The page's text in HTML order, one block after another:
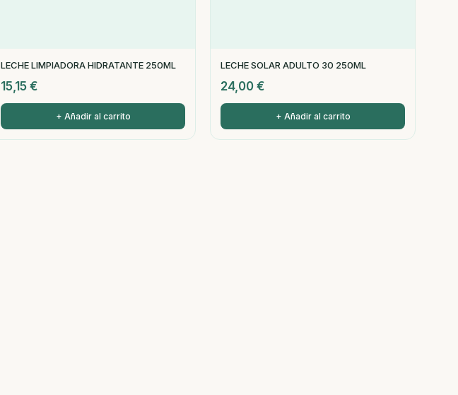
LECHE LIMPIADORA HIDRATANTE 250ML
15,15 €
+ Añadir al carrito
LECHE SOLAR ADULTO 30 250ML
24,00 €
+ Añadir al carrito